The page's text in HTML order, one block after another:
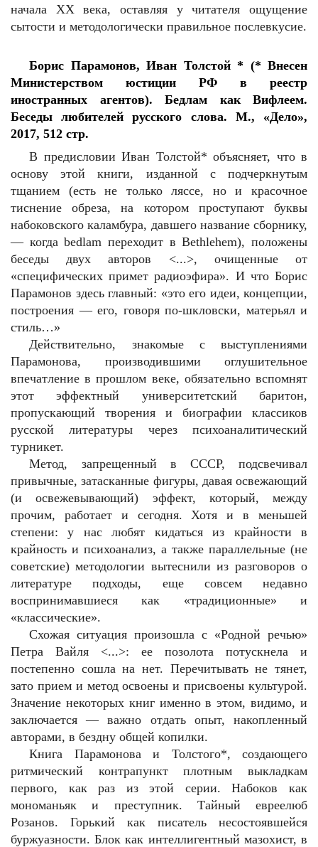
начала ХХ века, оставляя у читателя ощущение
сытости и методологически правильное послевкусие.
Борис Парамонов, Иван Толстой * (* Внесен
Министерством юстиции РФ в реестр
иностранных агентов). Бедлам как Вифлеем.
Беседы любителей русского слова. М., «Дело»,
2017, 512 стр.
В предисловии Иван Толстой* объясняет, что в
основу этой книги, изданной с подчеркнутым
тщанием (есть не только ляссе, но и красочное
тиснение обреза, на котором проступают буквы
набоковского каламбура, давшего название сборнику,
— когда bedlam переходит в Bethlehem), положены
беседы двух авторов <...>, очищенные от
«специфических примет радиоэфира». И что Борис
Парамонов здесь главный: «это его идеи, концепции,
построения — его, говоря по-шкловски, матерьял и
стиль…»
Действительно, знакомые с выступлениями
Парамонова, производившими оглушительное
впечатление в прошлом веке, обязательно вспомнят
этот эффектный университетский баритон,
пропускающий творения и биографии классиков
русской литературы через психоаналитический
турникет.
Метод, запрещенный в СССР, подсвечивал
привычные, затасканные фигуры, давая освежающий
(и освежевывающий) эффект, который, между
прочим, работает и сегодня. Хотя и в меньшей
степени: у нас любят кидаться из крайности в
крайность и психоанализ, а также параллельные (не
советские) методологии вытеснили из разговоров о
литературе подходы, еще совсем недавно
воспринимавшиеся как «традиционные» и
«классические».
Схожая ситуация произошла с «Родной речью»
Петра Вайля <...>: ее позолота потускнела и
постепенно сошла на нет. Перечитывать не тянет,
зато прием и метод освоены и присвоены культурой.
Значение некоторых книг именно в этом, видимо, и
заключается — важно отдать опыт, накопленный
авторами, в бездну общей копилки.
Книга Парамонова и Толстого*, создающего
ритмический контрапункт плотным выкладкам
первого, как раз из этой серии. Набоков как
мономаньяк и преступник. Тайный евреелюб
Розанов. Горький как писатель несостоявшейся
буржуазности. Блок как интеллигентный мазохист, в